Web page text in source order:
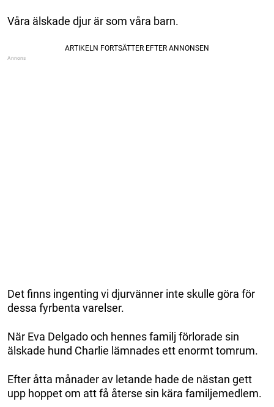
Våra älskade djur är som våra barn.
Det finns ingenting vi djurvänner inte skulle göra för
dessa fyrbenta varelser.
När Eva Delgado och hennes familj förlorade sin
älskade hund Charlie lämnades ett enormt tomrum.
Efter åtta månader av letande hade de nästan gett
upp hoppet om att få återse sin kära familjemedlem.